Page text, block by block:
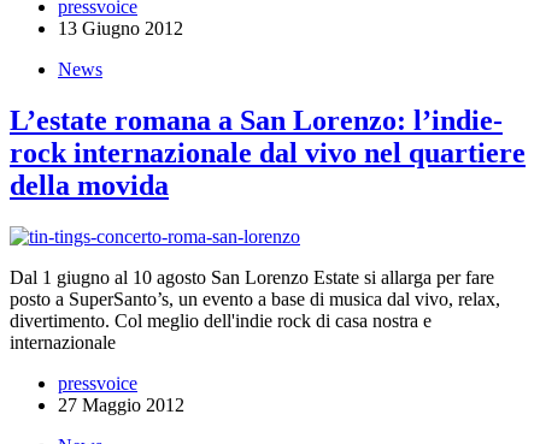
pressvoice
13 Giugno 2012
News
L’estate romana a San Lorenzo: l’indie-
rock internazionale dal vivo nel quartiere
della movida
Dal 1 giugno al 10 agosto San Lorenzo Estate si allarga per fare
posto a SuperSanto’s, un evento a base di musica dal vivo, relax,
divertimento. Col meglio dell'indie rock di casa nostra e
internazionale
pressvoice
27 Maggio 2012